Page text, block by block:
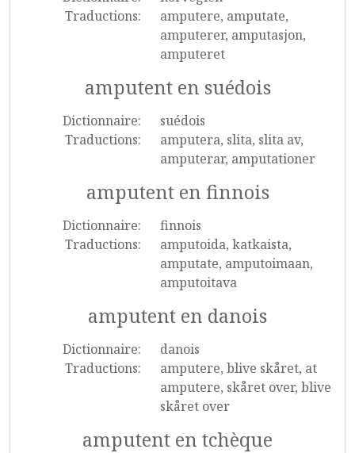
Traductions:
amputere, amputate,
amputerer, amputasjon,
amputeret
amputent en suédois
Dictionnaire:
suédois
Traductions:
amputera, slita, slita av,
amputerar, amputationer
amputent en finnois
Dictionnaire:
finnois
Traductions:
amputoida, katkaista,
amputate, amputoimaan,
amputoitava
amputent en danois
Dictionnaire:
danois
Traductions:
amputere, blive skåret, at
amputere, skåret over, blive
skåret over
amputent en tchèque